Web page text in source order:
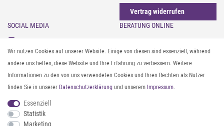
Vertrag widerrufen
SOCIAL MEDIA
Instagram
Facebook
Pinterest
Twitter
Youtube
Threads
BERATUNG ONLINE
Gürtel messen & kürzen
Sonnenbrillen & UV-Schutz
Textilpflege
Textil- und Material-Guide
Geldbörse richtig organisieren
Wir nutzen Cookies auf unserer Website. Einige von diesen sind essenziell, während
andere uns helfen, diese Website und Ihre Erfahrung zu verbessern. Weitere
Informationen zu den von uns verwendeten Cookies und Ihren Rechten als Nutzer
finden Sie in unserer Daten­schutz­erklärung und unserem Impressum.
Essenziell
Statistik
Marketing